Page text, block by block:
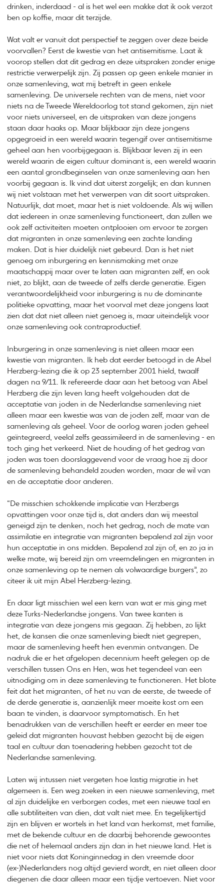
drinken, inderdaad - al is het wel een makke dat ik ook verzot
ben op koffie, maar dit terzijde.
Wat valt er vanuit dat perspectief te zeggen over deze beide
voorvallen? Eerst de kwestie van het antisemitisme. Laat ik
voorop stellen dat dit gedrag en deze uitspraken zonder enige
restrictie verwerpelijk zijn. Zij passen op geen enkele manier in
onze samenleving, wat mij betreft in geen enkele
samenleving. De universele rechten van de mens, niet voor
niets na de Tweede Wereldoorlog tot stand gekomen, zijn niet
voor niets universeel, en de uitspraken van deze jongens
staan daar haaks op. Maar blijkbaar zijn deze jongens
opgegroeid in een wereld waarin tegengif over antisemitisme
geheel aan hen voorbijgegaan is. Blijkbaar leven zij in een
wereld waarin de eigen cultuur dominant is, een wereld waarin
een aantal grondbeginselen van onze samenleving aan hen
voorbij gegaan is. Ik vind dat uiterst zorgelijk; en dan kunnen
wij niet volstaan met het verwerpen van dit soort uitspraken.
Natuurlijk, dat moet, maar het is niet voldoende. Als wij willen
dat iedereen in onze samenleving functioneert, dan zullen we
ook zelf activiteiten moeten ontplooien om ervoor te zorgen
dat migranten in onze samenleving een zachte landing
maken. Dat is hier duidelijk niet gebeurd. Dan is het niet
genoeg om inburgering en kennismaking met onze
maatschappij maar over te laten aan migranten zelf, en ook
niet, zo blijkt, aan de tweede of zelfs derde generatie. Eigen
verantwoordelijkheid voor inburgering is nu de dominante
politieke opvatting, maar het voorval met deze jongens laat
zien dat dat niet alleen niet genoeg is, maar uiteindelijk voor
onze samenleving ook contraproductief.
Inburgering in onze samenleving is niet alleen maar een
kwestie van migranten. Ik heb dat eerder betoogd in de Abel
Herzberg-lezing die ik op 23 september 2001 hield, twaalf
dagen na 9/11. Ik refereerde daar aan het betoog van Abel
Herzberg die zijn leven lang heeft volgehouden dat de
acceptatie van joden in de Nederlandse samenleving niet
alleen maar een kwestie was van de joden zelf, maar van de
samenleving als geheel. Voor de oorlog waren joden geheel
geïntegreerd, veelal zelfs geassimileerd in de samenleving - en
toch ging het verkeerd. Niet de houding of het gedrag van
joden was toen doorslaggevend voor de vraag hoe zij door
de samenleving behandeld zouden worden, maar de wil van
en de acceptatie door anderen.
“De misschien schokkende implicatie van Herzbergs
opvattingen voor onze tijd is, dat anders dan wij meestal
geneigd zijn te denken, noch het gedrag, noch de mate van
assimilatie en integratie van migranten bepalend zal zijn voor
hun acceptatie in ons midden. Bepalend zal zijn of, en zo ja in
welke mate, wij bereid zijn om vreemdelingen en migranten in
onze samenleving op te nemen als volwaardige burgers”, zo
citeer ik uit mijn Abel Herzberg-lezing.
En daar ligt misschien wel een kern van wat er mis ging met
deze Turks-Nederlandse jongens. Van twee kanten is
integratie van deze jongens mis gegaan. Zij hebben, zo lijkt
het, de kansen die onze samenleving biedt niet gegrepen,
maar de samenleving heeft hen evenmin ontvangen. De
nadruk die er het afgelopen decennium heeft gelegen op de
verschillen tussen Ons en Hen, was het tegendeel van een
uitnodiging om in deze samenleving te functioneren. Het blote
feit dat het migranten, of het nu van de eerste, de tweede of
de derde generatie is, aanzienlijk meer moeite kost om een
baan te vinden, is daarvoor symptomatisch. En het
benadrukken van de verschillen heeft er eerder en meer toe
geleid dat migranten houvast hebben gezocht bij de eigen
taal en cultuur dan toenadering hebben gezocht tot de
Nederlandse samenleving.
Laten wij intussen niet vergeten hoe lastig migratie in het
algemeen is. Een weg zoeken in een nieuwe samenleving, met
al zijn duidelijke en verborgen codes, met een nieuwe taal en
alle subtiliteiten van dien, dat valt niet mee. En tegelijkertijd
zijn en blijven er wortels in het land van herkomst, met familie,
met de bekende cultuur en de daarbij behorende gewoontes
die net of helemaal anders zijn dan in het nieuwe land. Het is
niet voor niets dat Koninginnedag in den vreemde door
(ex-)Nederlanders nog altijd gevierd wordt, en niet alleen door
diegenen die daar alleen maar een tijdje vertoeven. Niet voor